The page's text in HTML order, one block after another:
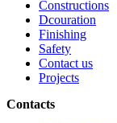
Constructions
Dcouration
Finishing
Safety
Contact us
Projects
Contacts